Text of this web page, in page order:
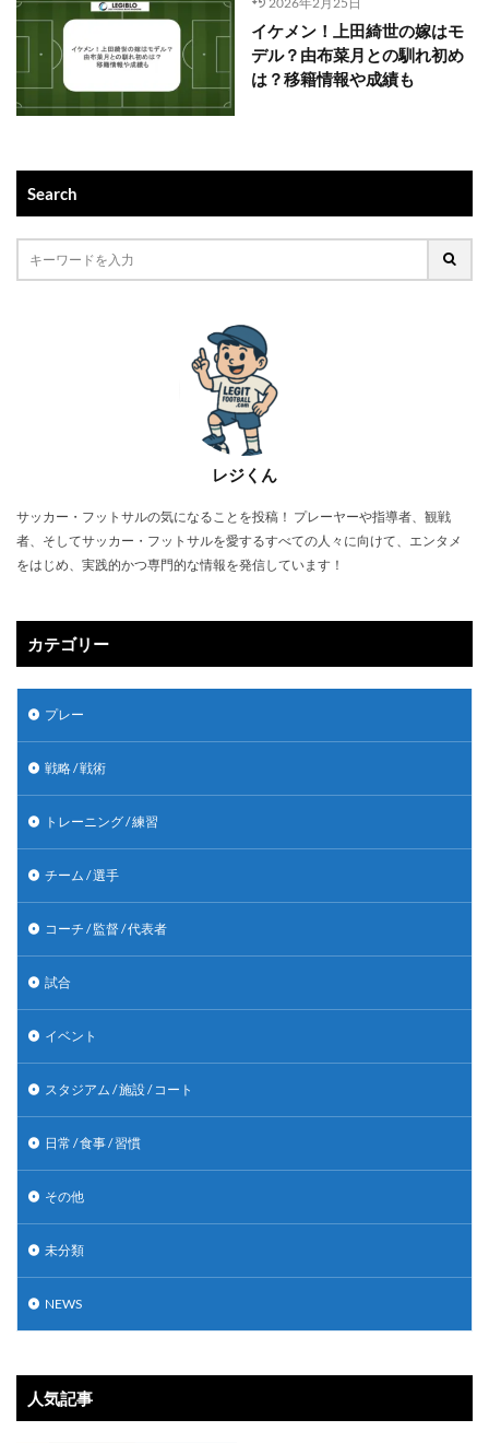
イケメン！上田綺世の嫁はモ
デル？由布菜月との馴れ初め
は？移籍情報や成績も
Search
レジくん
サッカー・フットサルの気になることを投稿！ プレーヤーや指導者、観戦
者、そしてサッカー・フットサルを愛するすべての人々に向けて、エンタメ
をはじめ、実践的かつ専門的な情報を発信しています！
カテゴリー
プレー
戦略 / 戦術
トレーニング / 練習
チーム / 選手
コーチ / 監督 / 代表者
試合
イベント
スタジアム / 施設 / コート
日常 / 食事 / 習慣
その他
未分類
NEWS
人気記事